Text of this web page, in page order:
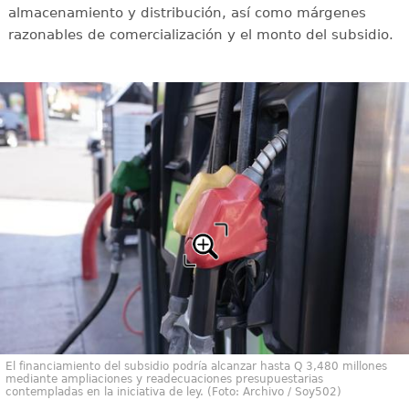
almacenamiento y distribución, así como márgenes
razonables de comercialización y el monto del subsidio.
El financiamiento del subsidio podría alcanzar hasta Q 3,480 millones
mediante ampliaciones y readecuaciones presupuestarias
contempladas en la iniciativa de ley. (Foto: Archivo / Soy502)